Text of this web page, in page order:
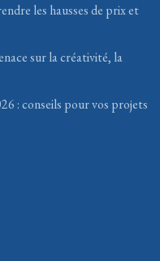
les hausses de prix et
sur la créativité, la
: conseils pour vos projets